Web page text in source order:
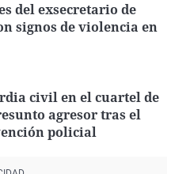
del exsecretario de
signos de violencia en
civil en el cuartel de
agresor tras el
policial